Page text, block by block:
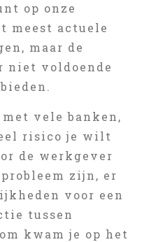
op onze
meest actuele
maar de
voldoende
vele banken,
risico je wilt
de werkgever
zijn, er
voor een
tussen
kwam je op het